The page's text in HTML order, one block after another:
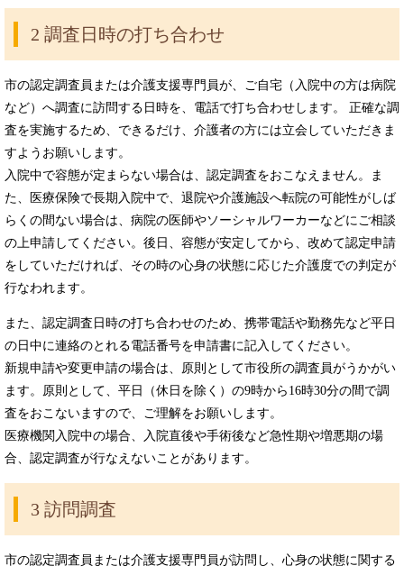
2 調査日時の打ち合わせ
市の認定調査員または介護支援専門員が、ご自宅（入院中の方は病院
など）へ調査に訪問する日時を、電話で打ち合わせします。 正確な調
査を実施するため、できるだけ、介護者の方には立会していただきま
すようお願いします。
入院中で容態が定まらない場合は、認定調査をおこなえません。ま
た、医療保険で長期入院中で、退院や介護施設へ転院の可能性がしば
らくの間ない場合は、病院の医師やソーシャルワーカーなどにご相談
の上申請してください。後日、容態が安定してから、改めて認定申請
をしていただければ、その時の心身の状態に応じた介護度での判定が
行なわれます。
また、認定調査日時の打ち合わせのため、携帯電話や勤務先など平日
の日中に連絡のとれる電話番号を申請書に記入してください。
新規申請や変更申請の場合は、原則として市役所の調査員がうかがい
ます。原則として、平日（休日を除く）の9時から16時30分の間で調
査をおこないますので、ご理解をお願いします。
医療機関入院中の場合、入院直後や手術後など急性期や増悪期の場
合、認定調査が行なえないことがあります。
3 訪問調査
市の認定調査員または介護支援専門員が訪問し、心身の状態に関する